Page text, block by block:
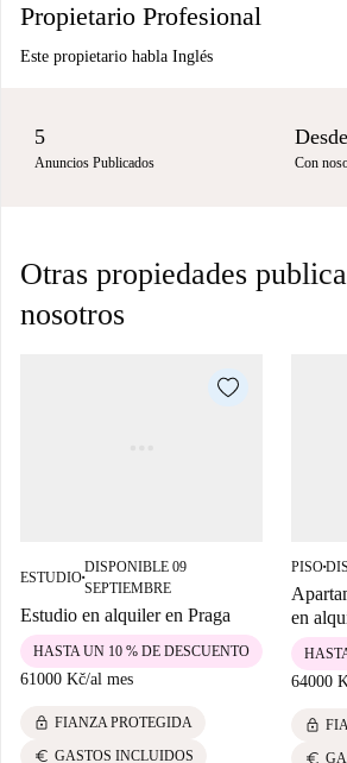
Propietario Profesional
Este propietario habla Inglés
5
Anuncios Publicados Con
Otras propiedades
nosotros
ESTUDIO■
DISPONIBLE 09
SEPTIEMBRE
Estudio en alquiler en Praga
61000 Kč/al mes
HASTA UN 10 % DE DESCUENTO
lock FIANZA PROTEGIDA
euro GASTOS INCLUIDOS
PISO■
en
64000
lock
euro